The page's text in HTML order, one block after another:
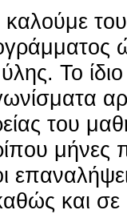
κα­λού­με
Το
του
μήνες
και σε